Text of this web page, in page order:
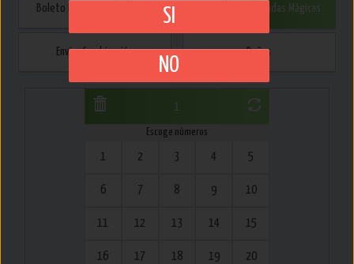
Boleto Directo Múltiple / Reducido Jugadas Mágicas
Enviar Combinación Peñas
1
Escoge números
1 2 3 4 5
6 7 8 9 10
11 12 13 14 15
16 17 18 19 20
SI
NO